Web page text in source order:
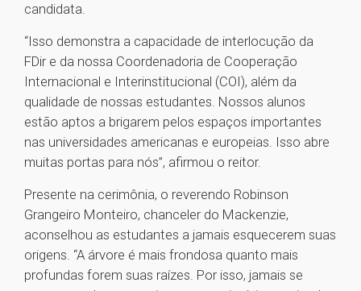
candidata.
“Isso demonstra a capacidade de interlocução da
FDir e da nossa Coordenadoria de Cooperação
Internacional e Interinstitucional (COI), além da
qualidade de nossas estudantes. Nossos alunos
estão aptos a brigarem pelos espaços importantes
nas universidades americanas e europeias. Isso abre
muitas portas para nós”, afirmou o reitor.
Presente na cerimônia, o reverendo Robinson
Grangeiro Monteiro, chanceler do Mackenzie,
aconselhou as estudantes a jamais esquecerem suas
origens. “A árvore é mais frondosa quanto mais
profundas forem suas raízes. Por isso, jamais se